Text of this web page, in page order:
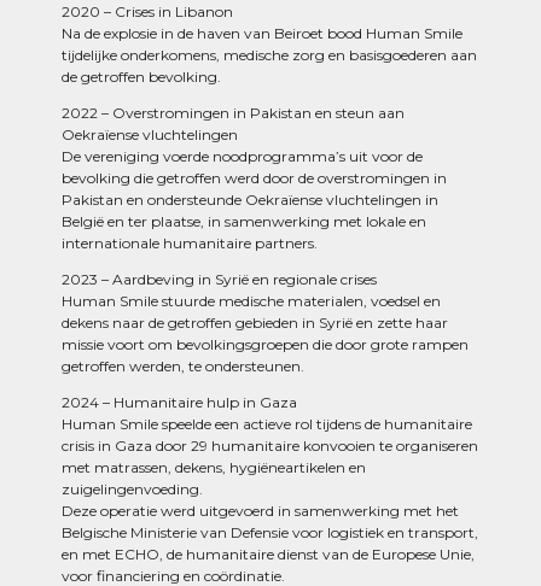
2020 – Crises in Libanon
Na de explosie in de haven van Beiroet bood Human Smile
tijdelijke onderkomens, medische zorg en basisgoederen aan
de getroffen bevolking.
2022 – Overstromingen in Pakistan en steun aan
Oekraïense vluchtelingen
De vereniging voerde noodprogramma’s uit voor de
bevolking die getroffen werd door de overstromingen in
Pakistan en ondersteunde Oekraïense vluchtelingen in
België en ter plaatse, in samenwerking met lokale en
internationale humanitaire partners.
2023 – Aardbeving in Syrië en regionale crises
Human Smile stuurde medische materialen, voedsel en
dekens naar de getroffen gebieden in Syrië en zette haar
missie voort om bevolkingsgroepen die door grote rampen
getroffen werden, te ondersteunen.
2024 – Humanitaire hulp in Gaza
Human Smile speelde een actieve rol tijdens de humanitaire
crisis in Gaza door 29 humanitaire konvooien te organiseren
met matrassen, dekens, hygiëneartikelen en
zuigelingenvoeding.
Deze operatie werd uitgevoerd in samenwerking met het
Belgische Ministerie van Defensie voor logistiek en transport,
en met ECHO, de humanitaire dienst van de Europese Unie,
voor financiering en coördinatie.